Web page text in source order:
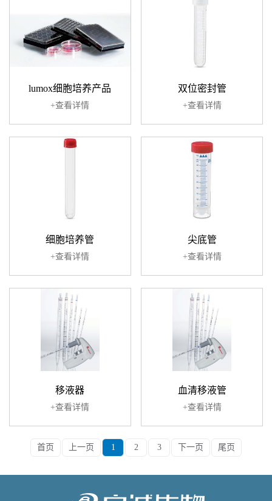
lumox细胞培养产品
+查看详情
双位密封管
+查看详情
细胞培养管
+查看详情
尖底管
+查看详情
移液器
+查看详情
血清移液管
+查看详情
首页 上一页 1 2 3 下一页 尾页